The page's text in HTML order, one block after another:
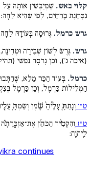
קלוי באש. שֶׁמְּיַבְּשִׁין אוֹתָהּ
נִטְחֶנֶת בָּרֵחַיִם, לְפִי שֶׁהִיא לַחָה:
גרש כרמל. גְּרוּסָה בְּעוֹדָהּ
גרש. גֶּרֶשׂ לְשׁוֹן שְׁבִירָה
(איכה ג'), וְכֵן גָּרְסָה נַפְשִׁי
כרמל. בְּעוֹד הַכַּר מָלֵא,
הַמְּלִילוֹת כַּרְמֶל, וְכֵן כַּרְמֶל
ט״ו וְנָֽתַתָּ֤ עָלֶ֨יהָ֙ שֶׁ֔מֶן וְשַׂמְתָּ֥
ט״ז וְהִקְטִ֨יר הַכֹּהֵ֜ן
לַֽיהֹוָֽה:
continues